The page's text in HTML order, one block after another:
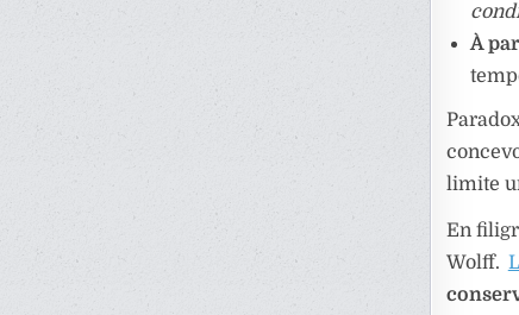
À
limite
En
Wolff.